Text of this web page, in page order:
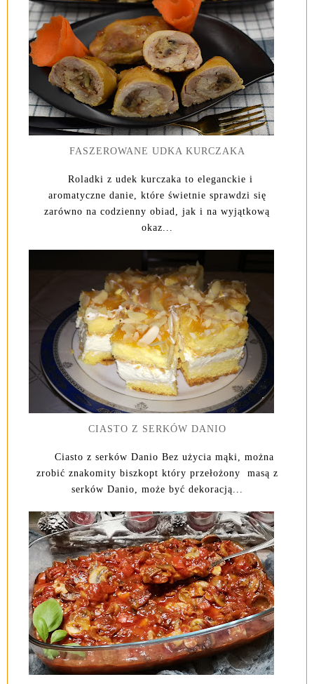
FASZEROWANE UDKA KURCZAKA
Roladki z udek kurczaka to eleganckie i
aromatyczne danie, które świetnie sprawdzi się
zarówno na codzienny obiad, jak i na wyjątkową
okaz...
CIASTO Z SERKÓW DANIO
Ciasto z serków Danio Bez użycia mąki, można
zrobić znakomity biszkopt który przełożony masą z
serków Danio, może być dekoracją...